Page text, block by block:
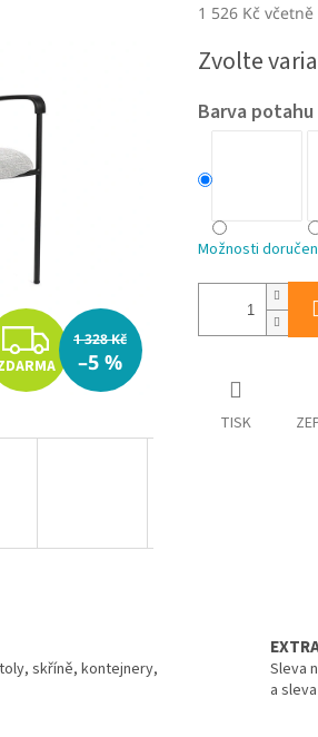
Z
D
A
1 328 Kč
–5 %
1 526 Kč včetně
cena:
Zvolte
Barva potahu
Možnosti
TISK
skříně, kontejnery,
Sleva
a